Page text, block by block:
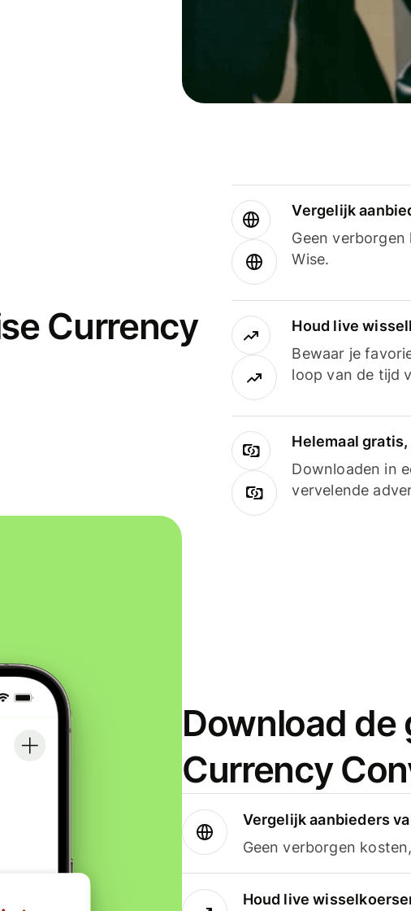
Currency
Vergelijk
Geen
Wise.
Houd live
Bewaar je
loop van de tijd
Helemaal
Downloaden in
vervelende
Download de
Currency
Vergelijk aanbieders
Geen verborgen
Houd live